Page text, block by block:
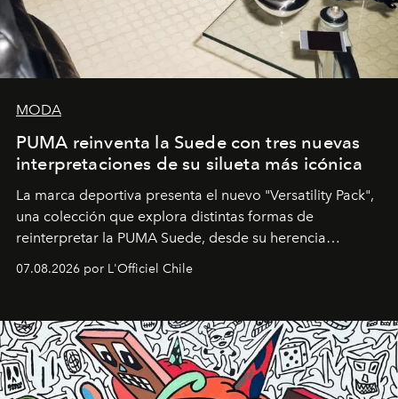
MODA
PUMA reinventa la Suede con tres nuevas
interpretaciones de su silueta más icónica
La marca deportiva presenta el nuevo "Versatility Pack",
una colección que explora distintas formas de
reinterpretar la PUMA Suede, desde su herencia
deportiva hasta una mirada moderna inspirada en el
diseño y el universo outdoor.
07.08.2026 por L'Officiel Chile